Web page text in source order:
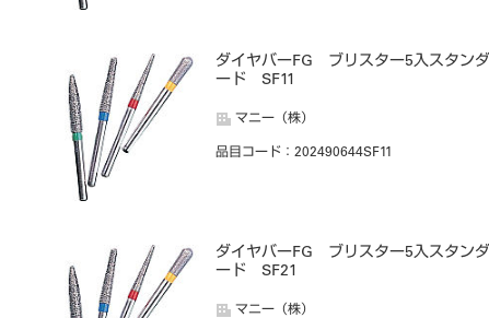
ダイヤバーFG ブリスター5入スタンダ
ード SF11
マニー（株）
品目コード ：202490644SF11
ダイヤバーFG ブリスター5入スタンダ
ード SF21
マニー（株）